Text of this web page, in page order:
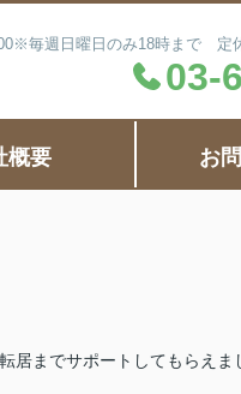
毎週日曜日のみ18時まで 定
03-
概要 お
居までサポートしてもらえま